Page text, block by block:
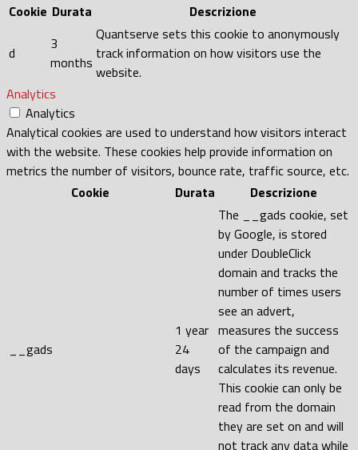
Cookie Durata Descrizione
d
3
months
Quantserve sets this cookie to anonymously
track information on how visitors use the
website.
Analytics
Analytics
Analytical cookies are used to understand how visitors interact
with the website. These cookies help provide information on
metrics the number of visitors, bounce rate, traffic source, etc.
Cookie
Durata Descrizione
__gads
1 year
24
days
The __gads cookie, set
by Google, is stored
under DoubleClick
domain and tracks the
number of times users
see an advert,
measures the success
of the campaign and
calculates its revenue.
This cookie can only be
read from the domain
they are set on and will
not track any data while